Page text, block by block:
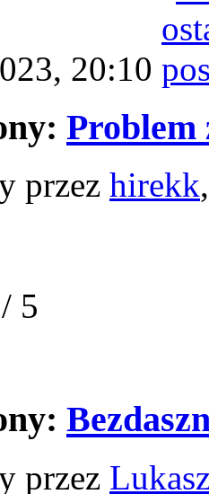
20:10
Problem
przez hirekk
5
przez